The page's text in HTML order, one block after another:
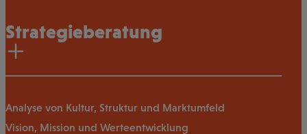
Strategieberatung
Analyse von Kultur, Struktur und Marktumfeld
Vision, Mission und Werteentwicklung